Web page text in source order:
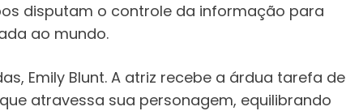
disputam o controle da informação para
ao mundo.
Emily Blunt. A atriz recebe a árdua tarefa de
atravessa sua personagem, equilibrando